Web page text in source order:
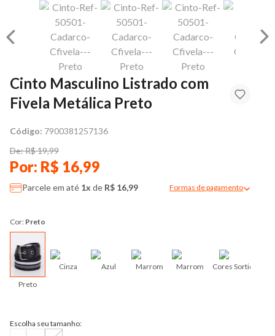
Cinto Masculino Listrado com
Fivela Metálica Preto
Código: 7900381257136
De: R$ 19,99
Por: R$ 16,99
Parcele em até 1x de R$ 16,99 Formas de pagamento
Cor: Preto
Preto
Cinza Azul Marrom Marrom Cores Sortidas
Escolha seu tamanho: